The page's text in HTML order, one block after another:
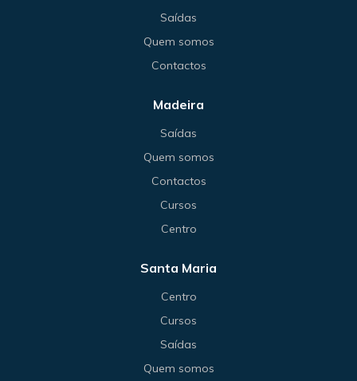
Saídas
Quem somos
Contactos
Madeira
Saídas
Quem somos
Contactos
Cursos
Centro
Santa Maria
Centro
Cursos
Saídas
Quem somos